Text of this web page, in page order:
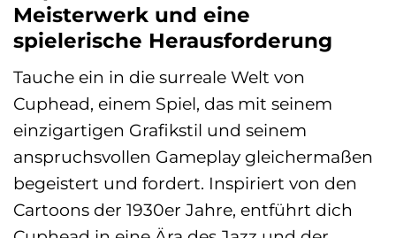
Meisterwerk und eine
spielerische Herausforderung
Tauche ein in die surreale Welt von
Cuphead, einem Spiel, das mit seinem
einzigartigen Grafikstil und seinem
anspruchsvollen Gameplay gleichermaßen
begeistert und fordert. Inspiriert von den
Cartoons der 1930er Jahre, entführt dich